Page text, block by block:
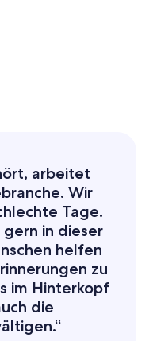
arbeitet
Wir
Tage.
in dieser
helfen
zu
im Hinterkopf
die